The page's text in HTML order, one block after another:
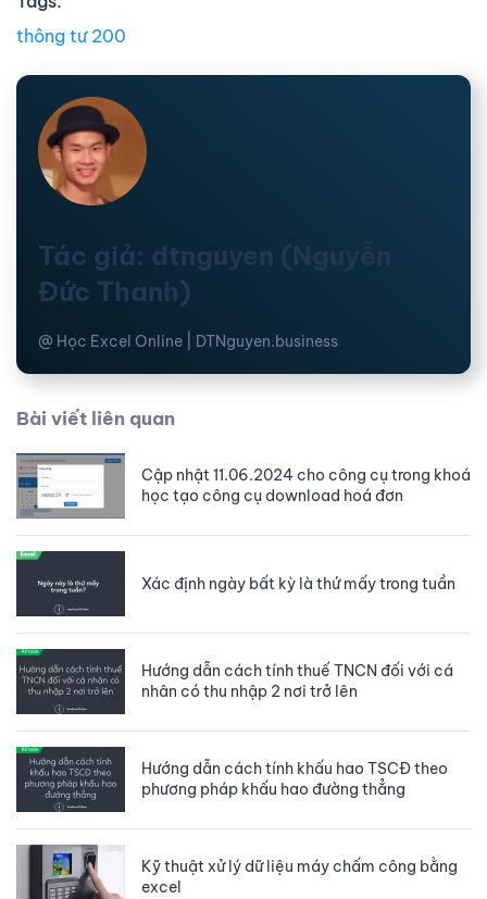
thông tư 200
Tác giả: dtnguyen (Nguyễn
Đức Thanh)
@ Học Excel Online | DTNguyen.business
Bài viết liên quan
Cập nhật 11.06.2024 cho công cụ trong khoá
học tạo công cụ download hoá đơn
Xác định ngày bất kỳ là thứ mấy trong tuần
Hướng dẫn cách tính thuế TNCN đối với cá
nhân có thu nhập 2 nơi trở lên
Hướng dẫn cách tính khấu hao TSCĐ theo
phương pháp khấu hao đường thẳng
Kỹ thuật xử lý dữ liệu máy chấm công bằng
excel